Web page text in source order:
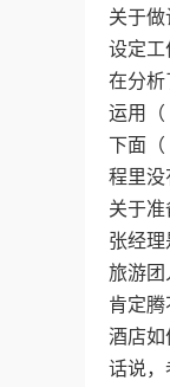
关于
设定
在分
运用（
下面
程里
关于
张经
旅游
肯定
酒店
话说